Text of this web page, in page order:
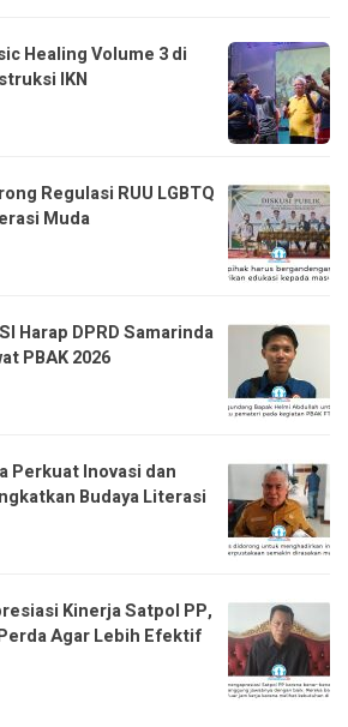
Healing Volume 3 di
IKN
Regulasi RUU LGBTQ
Muda
Harap DPRD Samarinda
PBAK 2026
Perkuat Inovasi dan
Budaya Literasi
Kinerja Satpol PP,
Agar Lebih Efektif